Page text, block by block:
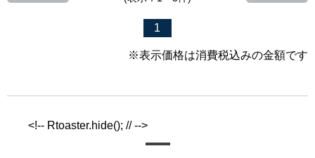
1
※表示価格は消費税込みの金額です